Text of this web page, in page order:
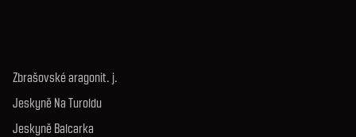
Zbrašovské aragonit. j.
Jeskyně Na Turoldu
Jeskyně Balcarka